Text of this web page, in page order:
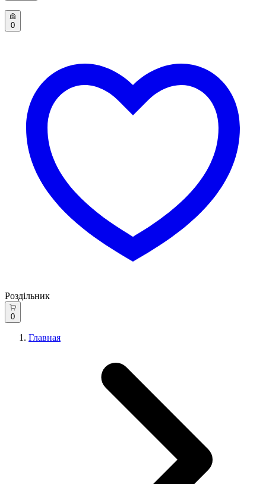
0
Роздільник
0
Главная